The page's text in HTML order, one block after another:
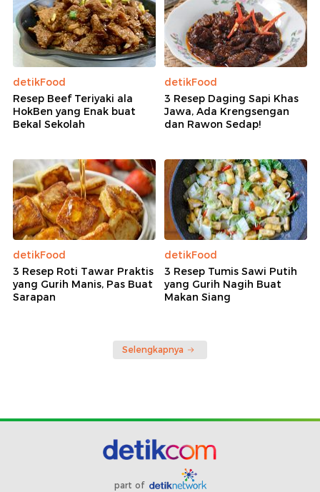
detikFood
Resep Beef Teriyaki ala
HokBen yang Enak buat
Bekal Sekolah
detikFood
3 Resep Daging Sapi Khas
Jawa, Ada Krengsengan
dan Rawon Sedap!
detikFood
3 Resep Roti Tawar Praktis
yang Gurih Manis, Pas Buat
Sarapan
detikFood
3 Resep Tumis Sawi Putih
yang Gurih Nagih Buat
Makan Siang
Selengkapnya
part of